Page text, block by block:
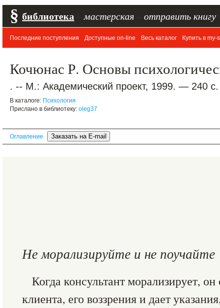
§ библиотека мастерская отправить книгу
Последние поступления Доступные on-line Весь каталог Купить в my-
Кочюнас Р. Основы
. -- М.: Академический проект, 1999. — 240 с.
В каталоге: Психология
Прислано в библиотеку: oleg37
Оглавление
Не морализируйте и не поучайте
Когда консультант морализирует,
клиента, его воззрения и дает